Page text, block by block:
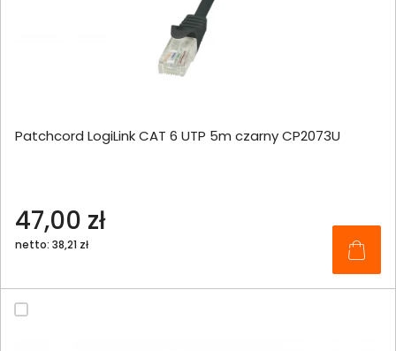
Patchcord LogiLink CAT 6 UTP 5m czarny CP2073U
47,00 zł
netto: 38,21 zł